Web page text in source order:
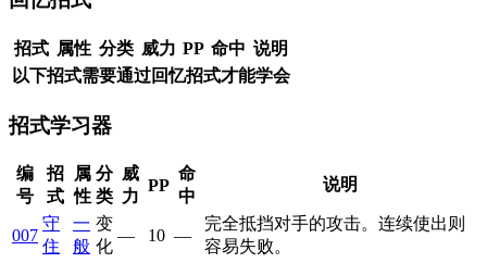
招式 属性 分类 威力 PP 命中 说明
以下招式需要通过回忆招式才能学会
招式学习器
编
号
招
式
属
性
分
类
威
力
PP
命
中
说明
007
守
住
一
般
变
化
— 10 —
完全抵挡对手的攻击。连续使出则
容易失败。